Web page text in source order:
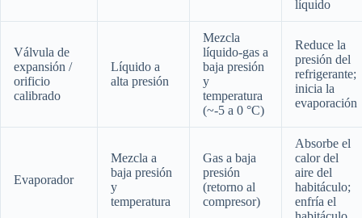
líquido
Válvula de
expansión /
orificio
calibrado
Líquido a
alta presión
Mezcla
líquido-gas a
baja presión
y
temperatura
(~-5 a 0 °C)
Reduce la
presión del
refrigerante;
inicia la
evaporación
Evaporador
Mezcla a
baja presión
y
temperatura
Gas a baja
presión
(retorno al
compresor)
Absorbe el
calor del
aire del
habitáculo;
enfría el